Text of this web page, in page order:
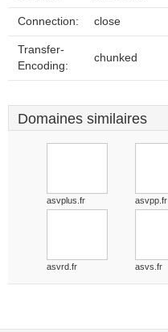
Connection: close
Transfer-
Encoding:
chunked
Domaines similaires
asvplus.fr asvpp.fr
asvrd.fr asvs.fr